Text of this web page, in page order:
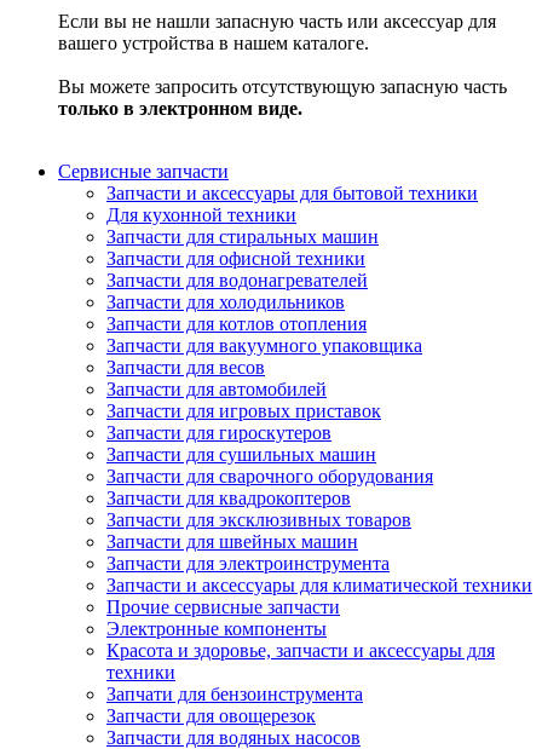
Если вы не нашли запасную часть или аксессуар для
вашего устройства в нашем каталоге.
Вы можете запросить отсутствующую запасную часть
только в электронном виде.
Сервисные запчасти
Запчасти и аксессуары для бытовой техники
Для кухонной техники
Запчасти для стиральных машин
Запчасти для офисной техники
Запчасти для водонагревателей
Запчасти для холодильников
Запчасти для котлов отопления
Запчасти для вакуумного упаковщика
Запчасти для весов
Запчасти для автомобилей
Запчасти для игровых приставок
Запчасти для гироскутеров
Запчасти для сушильных машин
Запчасти для сварочного оборудования
Запчасти для квадрокоптеров
Запчасти для эксклюзивных товаров
Запчасти для швейных машин
Запчасти для электроинструмента
Запчасти и аксессуары для климатической техники
Прочие сервисные запчасти
Электронные компоненты
Красота и здоровье, запчасти и аксессуары для
техники
Запчати для бензоинструмента
Запчасти для овощерезок
Запчасти для водяных насосов